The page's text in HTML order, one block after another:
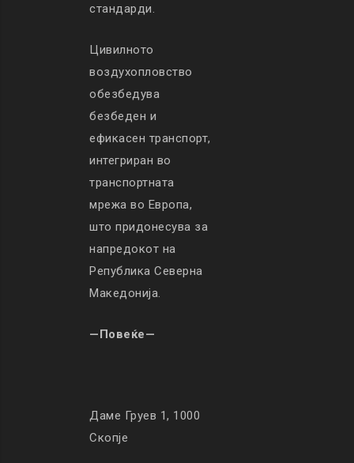
стандарди.
Цивилното
воздухопловство
обезбедува
безбеден и
ефикасен транспорт,
интегриран во
транспортната
мрежа во Европа,
што придонесува за
напредокот на
Република Северна
Македонија.
—Повеќе—
Даме Груев 1, 1000
Скопје